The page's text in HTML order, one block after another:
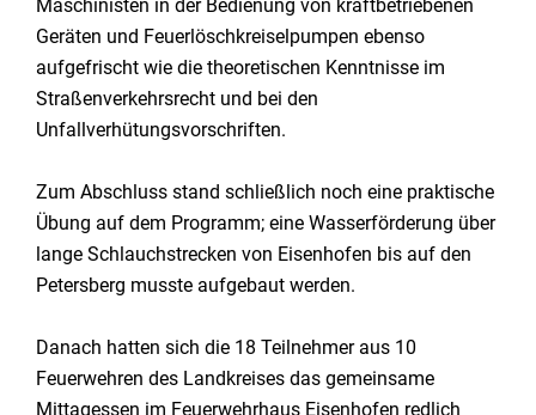
Maschinisten in der Bedienung von kraftbetriebenen
Geräten und Feuerlöschkreiselpumpen ebenso
aufgefrischt wie die theoretischen Kenntnisse im
Straßenverkehrsrecht und bei den
Unfallverhütungsvorschriften.
Zum Abschluss stand schließlich noch eine praktische
Übung auf dem Programm; eine Wasserförderung über
lange Schlauchstrecken von Eisenhofen bis auf den
Petersberg musste aufgebaut werden.
Danach hatten sich die 18 Teilnehmer aus 10
Feuerwehren des Landkreises das gemeinsame
Mittagessen im Feuerwehrhaus Eisenhofen redlich